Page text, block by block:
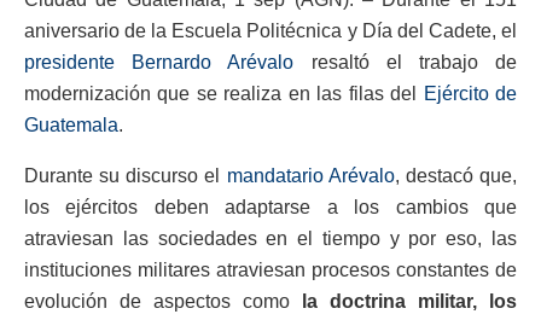
aniversario de la Escuela Politécnica y Día del Cadete, el
presidente Bernardo Arévalo resaltó el trabajo de
modernización que se realiza en las filas del
Ejército de
Guatemala.
Durante su discurso el mandatario Arévalo, destacó que,
los ejércitos deben adaptarse a los cambios que
atraviesan las sociedades en el tiempo y por eso, las
instituciones militares atraviesan procesos constantes de
evolución de aspectos como
la doctrina militar, los